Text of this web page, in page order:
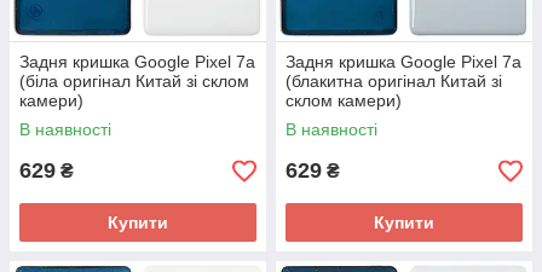
Задня кришка Google Pixel 7a
(біла оригінал Китай зі склом
камери)
В наявності
629 ₴
Купити
Задня кришка Google Pixel 7a
(блакитна оригінал Китай зі
склом камери)
В наявності
629 ₴
Купити